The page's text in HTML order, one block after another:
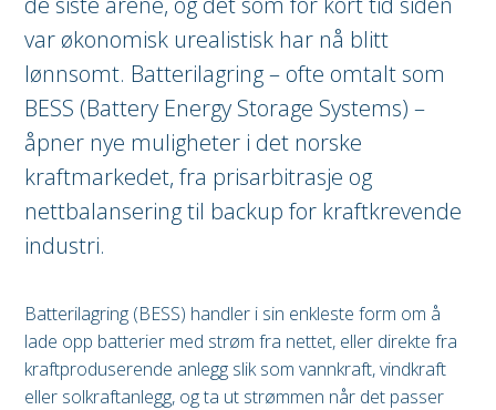
var økonomisk urealistisk har nå blitt
lønnsomt. Batterilagring – ofte omtalt som
BESS (Battery Energy Storage Systems) –
åpner nye muligheter i det norske
kraftmarkedet, fra prisarbitrasje og
nettbalansering til backup for kraftkrevende
industri.
Batterilagring (BESS) handler i sin enkleste form om å
lade opp batterier med strøm fra nettet, eller direkte fra
kraftproduserende anlegg slik som vannkraft, vindkraft
eller solkraftanlegg, og ta ut strømmen når det passer